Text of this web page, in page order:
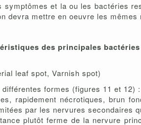
et la ou les bactéries
devra mettre en oeuvre les mêmes
des principales
leaf spot, Varnish spot)
formes (figures 11 et 12) :
rapidement nécrotiques, brun
par les nervures secondaires
plutôt ferme de la nervure